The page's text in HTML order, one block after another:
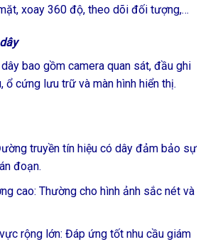
xoay 360 độ, theo dõi đối tượng,…
bao gồm camera quan sát, đầu ghi
ổ cứng lưu trữ và màn hình hiển thị.
truyền tín hiệu có dây đảm bảo sự
đoạn.
cao: Thường cho hình ảnh sắc nét và
rộng lớn: Đáp ứng tốt nhu cầu giám